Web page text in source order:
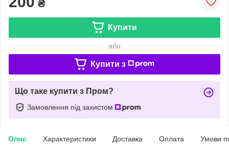
₴
Купити
або
Купити з
Що таке купити з Пром?
Замовлення під захистом
Опис Характеристики Доставка Оплата Умови